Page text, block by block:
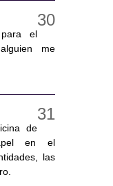
el
me
de
en el
las